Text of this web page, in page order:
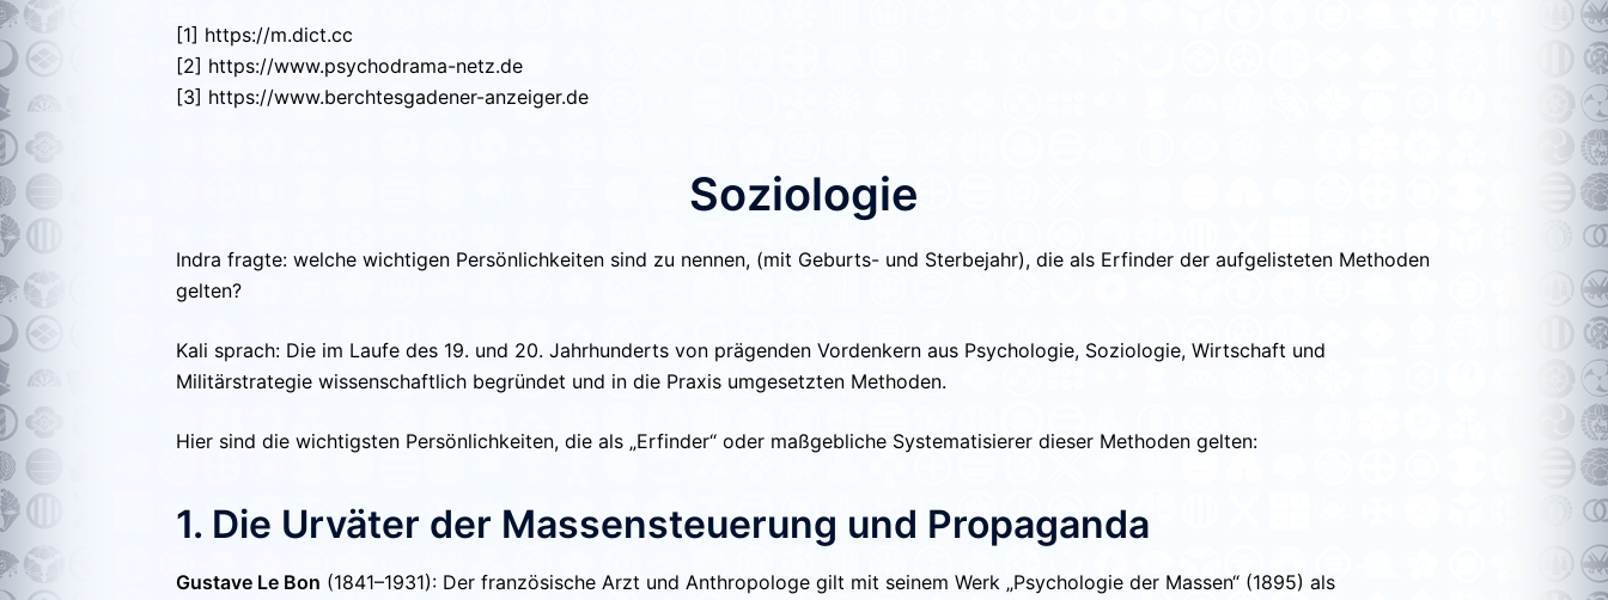
[1] https://m.dict.cc
[2] https://www.psychodrama-netz.de
[3] https://www.berchtesgadener-anzeiger.de
Soziologie
Indra fragte: welche wichtigen Persönlichkeiten sind zu nennen, (mit Geburts- und Sterbejahr), die als Erfinder der aufgelisteten Methoden
gelten?
Kali sprach: Die im Laufe des 19. und 20. Jahrhunderts von prägenden Vordenkern aus Psychologie, Soziologie, Wirtschaft und
Militärstrategie wissenschaftlich begründet und in die Praxis umgesetzten Methoden.
Hier sind die wichtigsten Persönlichkeiten, die als „Erfinder“ oder maßgebliche Systematisierer dieser Methoden gelten:
1. Die Urväter der Massensteuerung und Propaganda
Gustave Le Bon (1841–1931): Der französische Arzt und Anthropologe gilt mit seinem Werk „Psychologie der Massen“ (1895) als